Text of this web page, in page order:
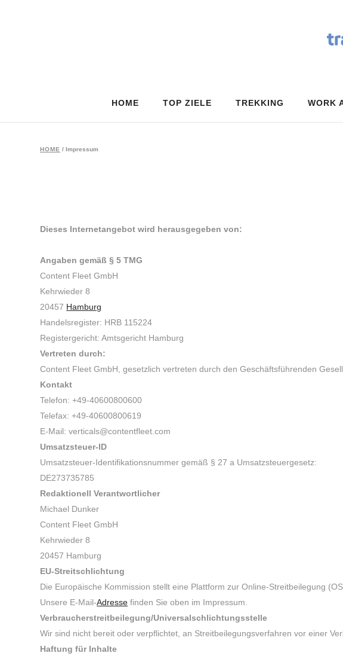
HOME TOP ZIELE TREKKING WORK
HOME / Impressum
Dieses Internetangebot wird herausgegeben von:
Angaben gemäß § 5 TMG
Content Fleet GmbH
Kehrwieder 8
20457 Hamburg
Handelsregister: HRB 115224
Registergericht: Amtsgericht Hamburg
Vertreten durch:
Content Fleet GmbH, gesetzlich vertreten durch den Geschäftsführenden
Kontakt
Telefon: +49-40600800600
Telefax: +49-40600800619
E-Mail: verticals@contentfleet.com
Umsatzsteuer-ID
Umsatzsteuer-Identifikationsnummer gemäß § 27 a Umsatzsteuergesetz:
DE273735785
Redaktionell Verantwortlicher
Michael Dunker
Content Fleet GmbH
Kehrwieder 8
20457 Hamburg
EU-Streitschlichtung
Die Europäische Kommission stellt eine Plattform zur Online-Streitbeilegung
Unsere E-Mail-Adresse finden Sie oben im Impressum.
Verbraucher­streit­beilegung/Universal­schlichtungs­stelle
Wir sind nicht bereit oder verpflichtet, an Streitbeilegungsverfahren vor einer
Haftung für Inhalte